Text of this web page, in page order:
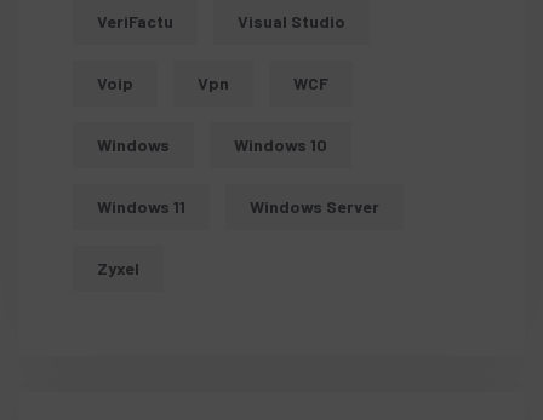
VeriFactu Visual Studio
Voip Vpn WCF
Windows Windows 10
Windows 11 Windows Server
Zyxel